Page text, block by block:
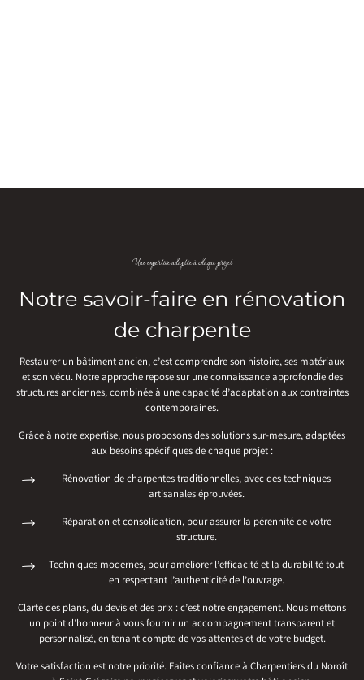
Une expertise adaptée à chaque projet
Notre savoir-faire en rénovation
de charpente
Restaurer un bâtiment ancien, c’est comprendre son histoire, ses matériaux
et son vécu. Notre approche repose sur une connaissance approfondie des
structures anciennes, combinée à une capacité d’adaptation aux contraintes
contemporaines.
Grâce à notre expertise, nous proposons des solutions sur-mesure, adaptées
aux besoins spécifiques de chaque projet :
Rénovation de charpentes traditionnelles, avec des techniques
artisanales éprouvées.
Réparation et consolidation, pour assurer la pérennité de votre
structure.
Techniques modernes, pour améliorer l’efficacité et la durabilité tout
en respectant l’authenticité de l’ouvrage.
Clarté des plans, du devis et des prix : c’est notre engagement. Nous mettons
un point d’honneur à vous fournir un accompagnement transparent et
personnalisé, en tenant compte de vos attentes et de votre budget.
Votre satisfaction est notre priorité. Faites confiance à Charpentiers du Noroît